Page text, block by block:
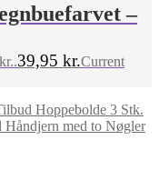
–
39,95 kr.Current
Hoppebolde 3 Stk.
Håndjern med to Nøgler